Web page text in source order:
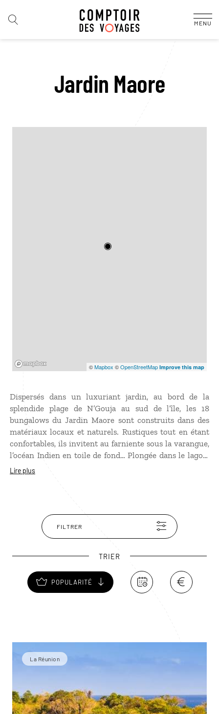
MENU
Jardin Maore
©Mapbox ©OpenStreetMap Improve this map
Dispersés dans un luxuriant jardin, au bord de la
splendide plage de N’Gouja au sud de l’île, les 18
bungalows du Jardin Maore sont construits dans des
matériaux locaux et naturels. Rustiques tout en étant
confortables, ils invitent au farniente sous la varangue,
l’océan Indien en toile de fond… Plongée dans le lagon,
nage avec les tortues, pique-nique sur un banc de sable
Lire plus
FILTRER
TRIER
POPULARITÉ
La Réunion